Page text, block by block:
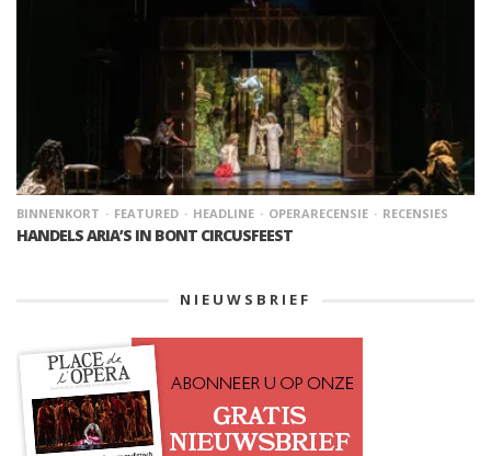
BINNENKORT FEATURED HEADLINE OPERARECENSIE RECENSIES
HANDELS ARIA’S IN BONT CIRCUSFEEST
NIEUWSBRIEF